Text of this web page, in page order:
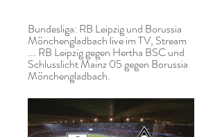
Bundesliga: RB Leipzig und Borussia
Mönchengladbach live im TV, Stream
... RB Leipzig gegen Hertha BSC und
Schlusslicht Mainz 05 gegen Borussia
Mönchengladbach.